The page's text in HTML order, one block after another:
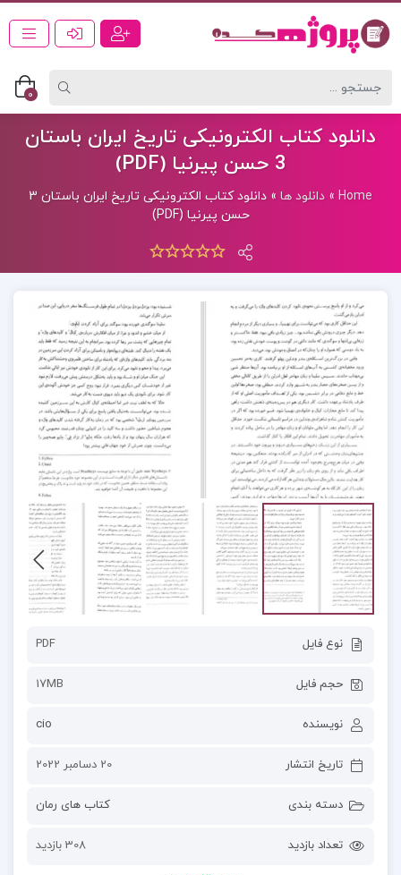
0
دانلود کتاب الکترونیکی تاریخ ایران باستان
3 حسن پیرنیا (PDF)
Home
» دانلود ها »
دانلود کتاب الکترونیکی تاریخ ایران باستان 3
حسن پیرنیا (PDF)
نوع فایل PDF
حجم فایل 17MB
نویسنده cio
تاریخ انتشار 20 دسامبر 2022
دسته بندی کتاب های رمان
تعداد بازدید 308 بازدید